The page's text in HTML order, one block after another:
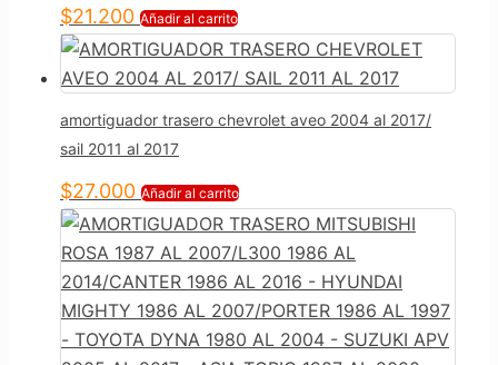
$21.200 Añadir al carrito
amortiguador trasero chevrolet aveo 2004 al 2017/
sail 2011 al 2017
$27.000 Añadir al carrito